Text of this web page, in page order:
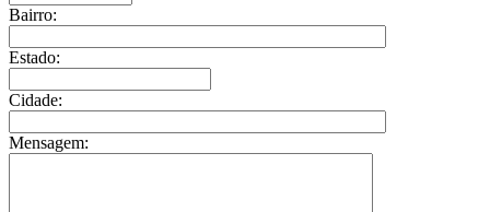
Bairro:
Estado:
Cidade:
Mensagem: